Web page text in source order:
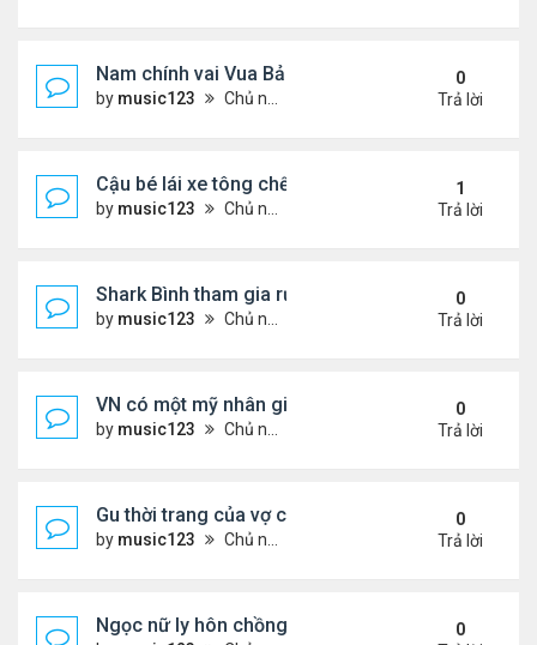
Nam chính vai Vua Bảo Đại bị chê quá trẻ
by music123 Chủ nhật Tháng 7 05, 2026 1:38 pm
0
Trả lời
Cậu bé lái xe tông chết 10 nhà sư
by music123 Chủ nhật Tháng 7 05, 2026 12:47 pm
1
Trả lời
Shark Bình tham gia rửa tiền gần 320 tỷ đồng ...
by music123 Chủ nhật Tháng 7 05, 2026 12:45 pm
0
Trả lời
VN có một mỹ nhân giống Nam Phương Hoàng
by music123 Chủ nhật Tháng 7 05, 2026 12:42 pm
0
Trả lời
Gu thời trang của vợ chồng con cả Trump
by music123 Chủ nhật Tháng 7 05, 2026 12:30 pm
0
Trả lời
Ngọc nữ ly hôn chồng sau 4 ngày cướ
0